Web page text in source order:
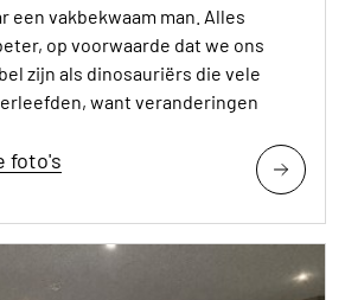
een vakbekwaam man. Alles
op voorwaarde dat we ons
zijn als dinosauriërs die vele
want veranderingen
foto's